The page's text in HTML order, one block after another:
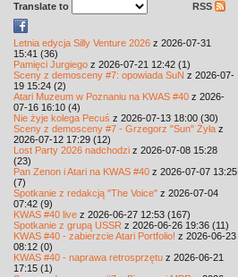
Translate to RSS
Letnia edycja Silly Venture 2026 z 2026-07-31
15:41 (36)
Pamięci Jurgiego z 2026-07-21 12:42 (1)
Sceny z demosceny #7: opowiada SuN z 2026-07-
19 15:24 (2)
Atari Muzeum w Poznaniu na KWAS #40 z 2026-
07-16 16:10 (4)
Nie żyje kolega Pecuś z 2026-07-13 18:00 (30)
Sceny z demosceny #7 - Grzegorz "Sun" Żyła z
2026-07-12 17:29 (12)
Lost Party 2026 nadchodzi z 2026-07-08 15:28
(23)
Pan Zenon i Atari na KWAS #40 z 2026-07-07 13:25
(7)
Spotkanie z redakcją "The Voice" z 2026-07-04
07:42 (9)
KWAS #40 live z 2026-06-27 12:53 (167)
Spotkanie z grupą USSR z 2026-06-26 19:36 (11)
KWAS #40 - zabierzcie Atari Portfolio! z 2026-06-23
08:12 (0)
KWAS #40 - naprawa retrosprzętu z 2026-06-21
17:15 (1)